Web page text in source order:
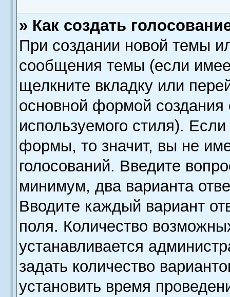
» Как создать
При создании новой темы
сообщения темы (если
щелкните вкладку или
основной формой
используемого стиля).
формы, то значит, вы не
голосований. Введите
минимум, два варианта
Вводите каждый вариант
поля. Количество
устанавливается
задать количество
установить время